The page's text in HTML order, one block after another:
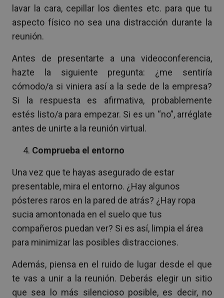
lavar la cara, cepillar los dientes etc. para que tu
aspecto físico no sea una distracción durante la
reunión.
Antes de presentarte a una videoconferencia,
hazte la siguiente pregunta: ¿me sentiría
cómodo/a si viniera así a la sede de la empresa?
Si la respuesta es afirmativa, probablemente
estés listo/a para empezar. Si es un “no”, arréglate
antes de unirte a la reunión virtual.
Comprueba el entorno
Una vez que te hayas asegurado de estar
presentable, mira el entorno. ¿Hay algunos
pósteres raros en la pared de atrás? ¿Hay ropa
sucia amontonada en el suelo que tus
compañeros puedan ver? Si es así, limpia el área
para minimizar las posibles distracciones.
Además, piensa en el ruido de lugar desde el que
te vas a unir a la reunión. Deberás elegir un sitio
que sea lo más silencioso posible, es decir, no